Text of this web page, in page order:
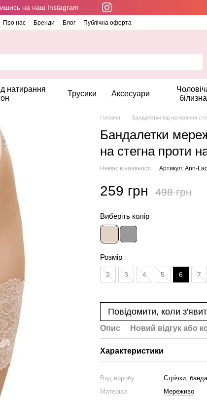
на наш Instagram
Про нас Бренди Блог Публічна оферта
натирання
Трусики Аксесуари
білизна
Головна Бандалетки від натирання
Бандалетки
на стегна проти
Немає в наявності Артикул: Ann-
259 грн 498 грн
Виберіть колір
Розмір
2 3 4 5 6 7
Повідомити, коли
Опис Новий відгук або
Характеристики
Вид виробу
Стрічки,
Матеріал
Мереживо